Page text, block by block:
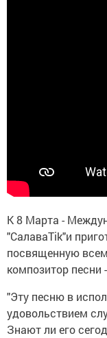
К 8 Марта -
"СалаваTik"и
посвященную
композитор песни
"Эту песню в
удовольствием
Знают ли его